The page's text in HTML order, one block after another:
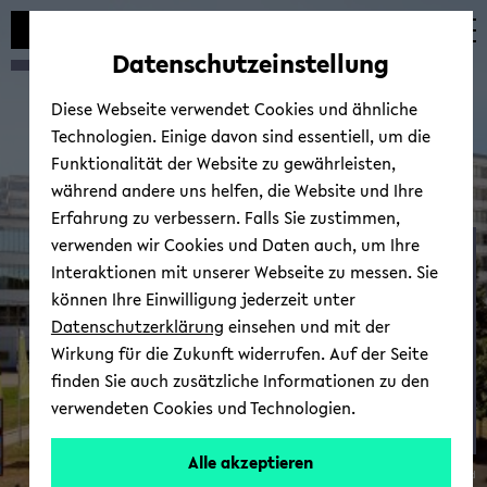
Automatische
vermeiden
zum
wechseln
zum
wechseln
zum
wechseln
Wirt­schafts­po­li­tik
Prof.
© Uni­ver­si­tät Bie­le­feld
Datenschutzeinstellung
Diese Webseite verwendet Cookies und ähnliche
Technologien. Einige davon sind essentiell, um die
Funktionalität der Website zu gewährleisten,
während andere uns helfen, die Website und Ihre
Erfahrung zu verbessern. Falls Sie zustimmen,
verwenden wir Cookies und Daten auch, um Ihre
Interaktionen mit unserer Webseite zu messen. Sie
können Ihre Einwilligung jederzeit unter
Datenschutzerklärung einsehen und mit der
Wirkung für die Zukunft widerrufen. Auf der Seite
finden Sie auch zusätzliche Informationen zu den
verwendeten Cookies und Technologien.
Alle akzeptieren